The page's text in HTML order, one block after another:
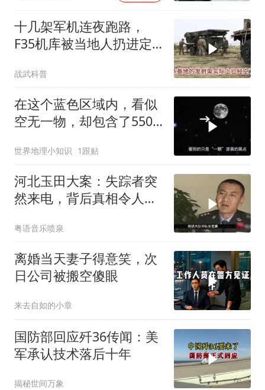
十几架军机连夜跑路，
F35机库被当地人扔进定
让人掀了个干净
战武科普
在这个蓝色区域内，看似
空无一物，却包含了5500
世界地理小知识 1跟贴
河北玉田大案：失踪者突
然来电，背后真相令人震
粤语音乐喷泉
离婚当天妻子得意笑，次
日公司被搬空傻眼
来去自如的小章
国防部回应歼36传闻：美
军承认技术落后十年
揭秘世间万象